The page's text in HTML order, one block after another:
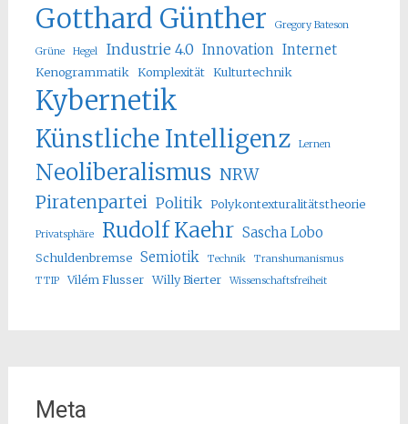
Gotthard Günther Gregory Bateson
Grüne Hegel Industrie 4.0 Innovation Internet
Kenogrammatik Komplexität Kulturtechnik
Kybernetik
Künstliche Intelligenz Lernen
Neoliberalismus NRW
Piratenpartei Politik Polykontexturalitätstheorie
Privatsphäre Rudolf Kaehr Sascha Lobo
Schuldenbremse Semiotik Technik
Transhumanismus
TTIP
Vilém Flusser Willy Bierter Wissenschaftsfreiheit
Meta